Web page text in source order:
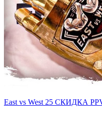
East vs West 25 СКИДКА